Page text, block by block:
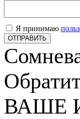
Я принимаю
ОТПРАВИТЬ
ВАШЕ